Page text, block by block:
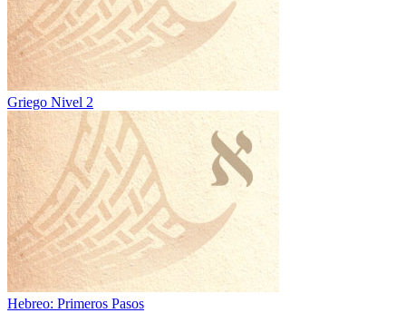
Griego Nivel 2
Hebreo: Primeros Pasos